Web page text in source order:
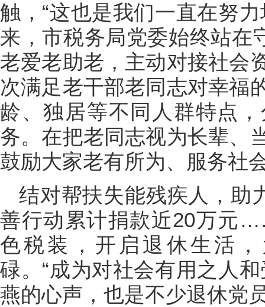
触，“这也是我们一直在努
来，市税务局党委始终站在
老爱老助老，主动对接社会
次满足老干部老同志对幸福
龄、独居等不同人群特点
务。在把老同志视为长辈、
鼓励大家老有所为、服务社
结对帮扶失能残疾人，助
善行动累计捐款近20万元
色税装，开启退休生活
碌。“成为对社会有用之人
燕的心声，也是不少退休党